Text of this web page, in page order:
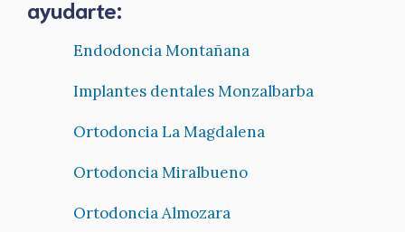
ayudarte:
Endodoncia Montañana
Implantes dentales Monzalbarba
Ortodoncia La Magdalena
Ortodoncia Miralbueno
Ortodoncia Almozara